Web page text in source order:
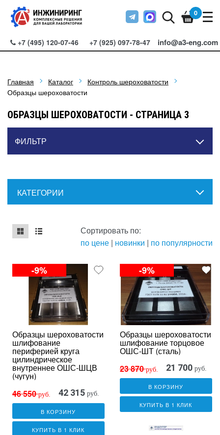
+7 (495) 120-07-46 +7 (925) 097-78-47 info@a3-eng.com
0
Главная Каталог
Контроль шероховатости
Образцы шероховатости
ОБРАЗЦЫ ШЕРОХОВАТОСТИ - СТРАНИЦА 3
ФИЛЬТР
КАТЕГОРИИ
mse2_chunk_default
mse2_chunk_alternate
Сортировать по:
по цене | новинки | по популярности
-9%
Образцы шероховатости
шлифование
периферией круга
цилиндрическое
внутреннее ОШС-ШЦВ
(чугун)
46 550руб. 42 315 руб.
В КОРЗИНУ
КУПИТЬ В 1 КЛИК
-9%
Образцы шероховатости
шлифование торцовое
ОШС-ШТ (сталь)
23 870руб. 21 700 руб.
В КОРЗИНУ
КУПИТЬ В 1 КЛИК